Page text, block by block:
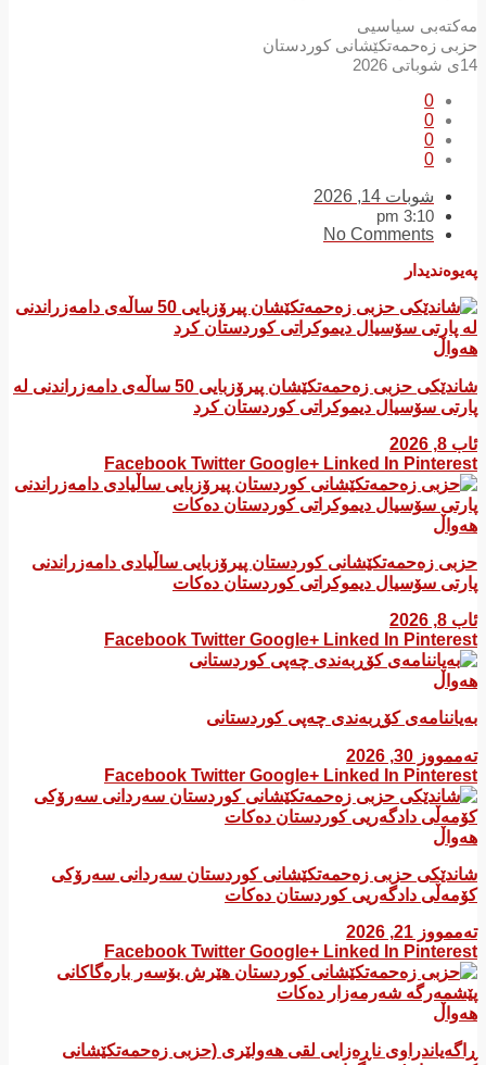
مەکتەبی سیاسیی
حزبی زەحمەتكێشانی كوردستان
14ی شوباتی 2026
0
0
0
0
شوبات 14, 2026
3:10 pm
No Comments
پەیوەندیدار
هەواڵ
شاندێکی حزبی زەحمەتکێشان پیرۆزبایی 50 ساڵەی دامەزراندنی لە
پارتی سۆسیال دیموکراتی کوردستان کرد
ئاب 8, 2026
Facebook Twitter Google+ Linked In Pinterest
هەواڵ
​حزبی زەحمەتکێشانی کوردستان پیرۆزبایی ساڵیادی دامەزراندنی
پارتی سۆسیال دیموکراتی کوردستان دەکات
ئاب 8, 2026
Facebook Twitter Google+ Linked In Pinterest
هەواڵ
بەیاننامەی کۆڕبەندی چەپی کوردستانی
تەممووز 30, 2026
Facebook Twitter Google+ Linked In Pinterest
هەواڵ
شاندێکی حزبی زەحمەتکێشانی کوردستان سەردانی سەرۆکی
کۆمەڵی دادگەریی کوردستان دەکات
تەممووز 21, 2026
Facebook Twitter Google+ Linked In Pinterest
هەواڵ
ڕاگەیاندراوی ناڕەزایی لقی هەولێری (حزبی زەحمەتکێشانی